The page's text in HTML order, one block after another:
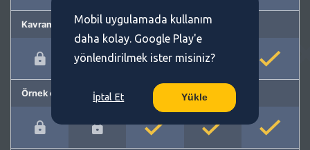
Kavram önerme
Örnek cümleler
Mobil uygulamada kullanım
daha kolay. Google Play'e
yönlendirilmek ister misiniz?
İptal Et Yükle